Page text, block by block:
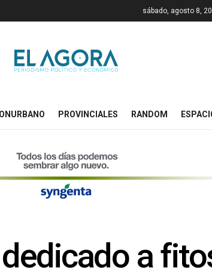
sábado, agosto 8,
PROVINCIALES RANDOM
a